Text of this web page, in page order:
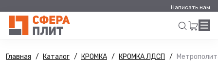
Написать нам
Искать
Главная Каталог КРОМКА КРОМКА ЛДСП